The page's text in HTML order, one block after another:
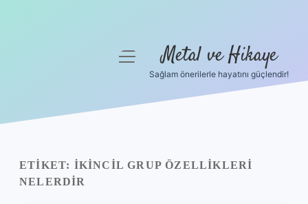
Yasal Uyarı
menüyüMetal ve Hikaye
Sağlam önerilerle hayatını güçlendir!
ETIKET: İKINCIL GRUP ÖZELLIKLERI
NELERDIR